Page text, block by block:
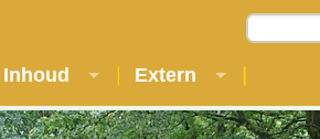
Inhoud Extern